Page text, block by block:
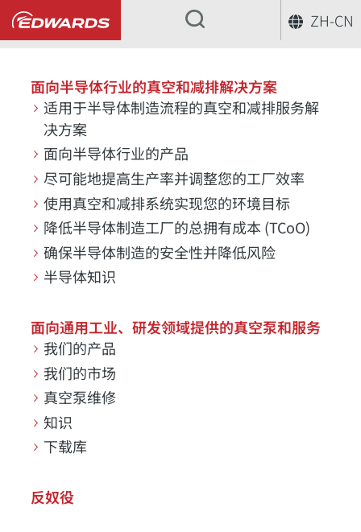
ZH-CN
...
面向半导体行业的真空和减排解决方案
适用于半导体制造流程的真空和减排服务解
决方案
面向半导体行业的产品
尽可能地提高生产率并调整您的工厂效率
使用真空和减排系统实现您的环境目标
降低半导体制造工厂的总拥有成本 (TCoO)
确保半导体制造的安全性并降低风险
半导体知识
面向通用工业、研发领域提供的真空泵和服务
我们的产品
我们的市场
真空泵维修
知识
下载库
反奴役